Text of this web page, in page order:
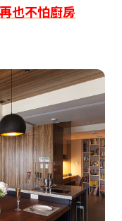
也不怕廚房